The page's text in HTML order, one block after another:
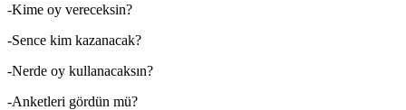
-Kime oy vereceksin?
-Sence kim kazanacak?
-Nerde oy kullanacaksın?
-Anketleri gördün mü?